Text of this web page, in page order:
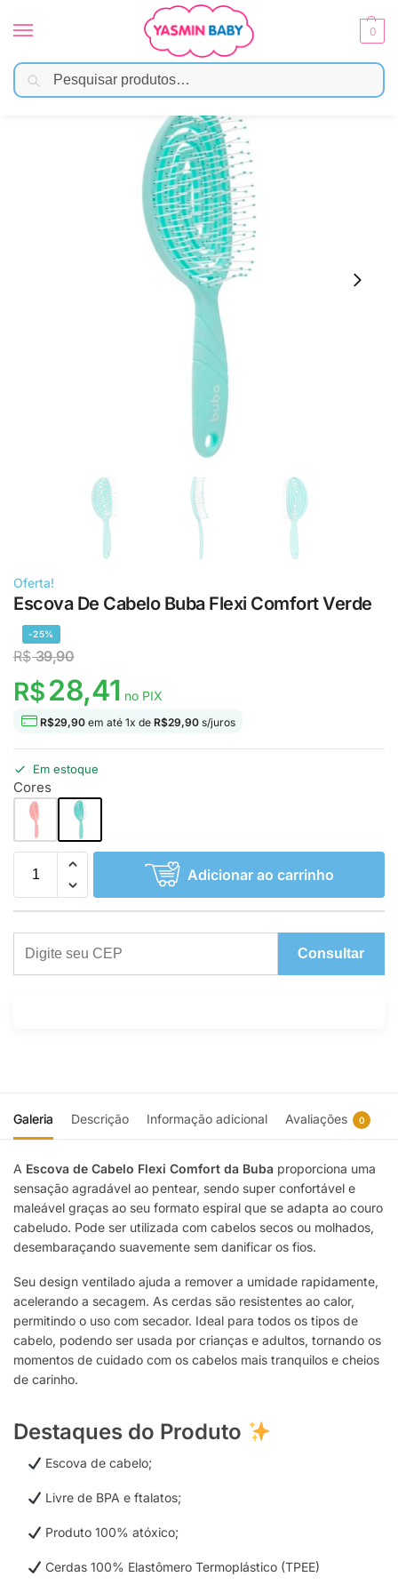
0
Início Banho / Higiene e Cuidados
Oferta!
Escova De Cabelo Buba Flexi Comfort Verde
-25%
R$39,90
R$28,41 no PIX
R$29,90 em até 1x de R$29,90 s/juros
Em estoque
Cores
Adicionar ao carrinho
Consultar
Galeria Descrição Informação adicional Avaliações 0
A Escova de Cabelo Flexi Comfort da Buba proporciona uma
sensação agradável ao pentear, sendo super confortável e
maleável graças ao seu formato espiral que se adapta ao couro
cabeludo. Pode ser utilizada com cabelos secos ou molhados,
desembaraçando suavemente sem danificar os fios.
Seu design ventilado ajuda a remover a umidade rapidamente,
acelerando a secagem. As cerdas são resistentes ao calor,
permitindo o uso com secador. Ideal para todos os tipos de
cabelo, podendo ser usada por crianças e adultos, tornando os
momentos de cuidado com os cabelos mais tranquilos e cheios
de carinho.
Destaques do Produto
Escova de cabelo;
Livre de BPA e ftalatos;
Produto 100% atóxico;
Cerdas 100% Elastômero Termoplástico (TPEE)